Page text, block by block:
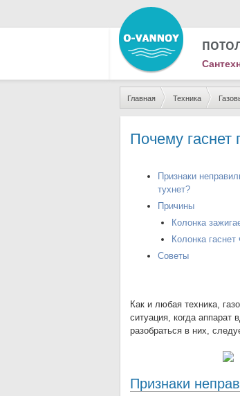
Главная Техника
Почему гаснет
Признаки
тухнет?
Причины
Колонка
Колонка
Советы
Как и любая техника,
ситуация, когда аппарат
разобраться в них,
Признаки